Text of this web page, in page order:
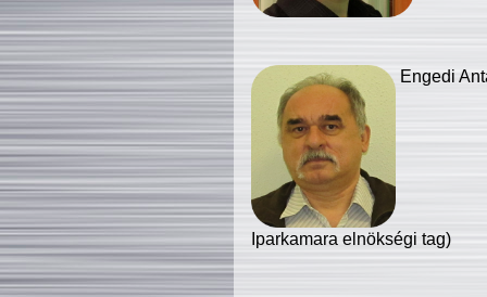
Engedi
Iparkamara elnökségi tag)